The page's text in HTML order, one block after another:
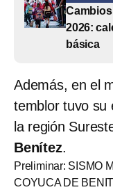
2026:
básica
Además, en el
temblor tuvo su
la región
Benítez.
Preliminar: SISMO
COYUCA DE